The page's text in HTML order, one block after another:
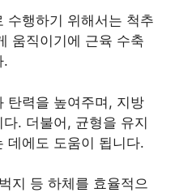
수행하기 위해서는 척추
움직이기에 근육 수축
.
탄력을 높여주며, 지방
. 더불어, 균형을 유지
데에도 도움이 됩니다.
지 등 하체를 효율적으